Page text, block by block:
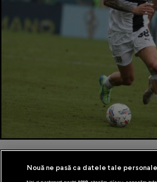
Antrenorul Parmei a
Nouă ne pasă ca datele tale